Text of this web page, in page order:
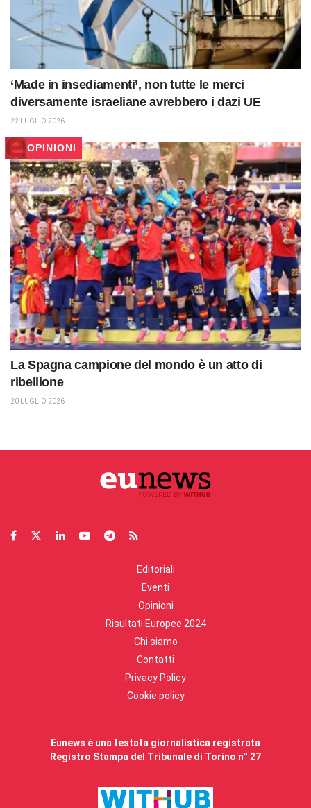
‘Made in insediamenti’, non tutte le merci
diversamente israeliane avrebbero i dazi UE
22 LUGLIO 2026
OPINIONI
La Spagna campione del mondo è un atto di
ribellione
20 LUGLIO 2026
Editoriali
Eventi
Opinioni
Risultati Europee 2024
Chi siamo
Contatti
Privacy Policy
Cookie policy
Eunews è una testata giornalistica registrata
Registro Stampa del Tribunale di Torino n° 27